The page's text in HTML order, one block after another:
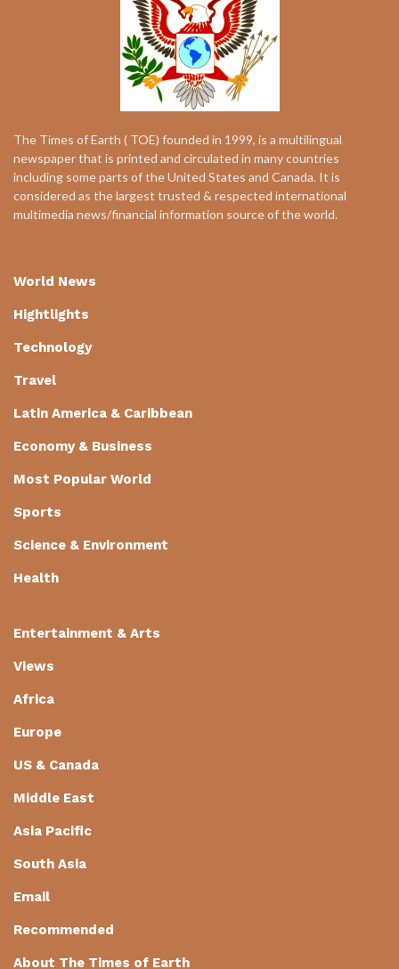
The Times of Earth ( TOE) founded in 1999, is a multilingual
newspaper that is printed and circulated in many countries
including some parts of the United States and Canada. It is
considered as the largest trusted & respected international
multimedia news/financial information source of the world.
World News
Hightlights
Technology
Travel
Latin America & Caribbean
Economy & Business
Most Popular World
Sports
Science & Environment
Health
Entertainment & Arts
Views
Africa
Europe
US & Canada
Middle East
Asia Pacific
South Asia
Email
Recommended
About The Times of Earth